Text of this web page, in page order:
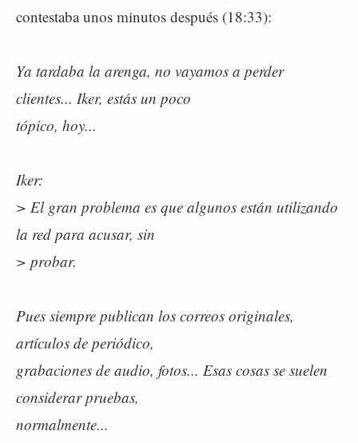
contestaba unos minutos después (18:33):
Ya tardaba la arenga, no vayamos a perder
clientes... Iker, estás un poco
tópico, hoy...
Iker:
> El gran problema es que algunos están utilizando
la red para acusar, sin
> probar.
Pues siempre publican los correos originales,
artículos de periódico,
grabaciones de audio, fotos... Esas cosas se suelen
considerar pruebas,
normalmente...